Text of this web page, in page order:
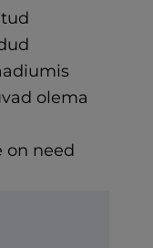
olema
on need